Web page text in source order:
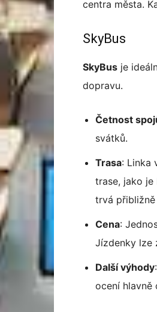
centra města.
SkyBus
SkyBus je
dopravu.
Četnost
svátků.
Trasa: Linka
trase, jako je
trvá
Cena:
Jízdenky lze
Další výhody
ocení hlavně